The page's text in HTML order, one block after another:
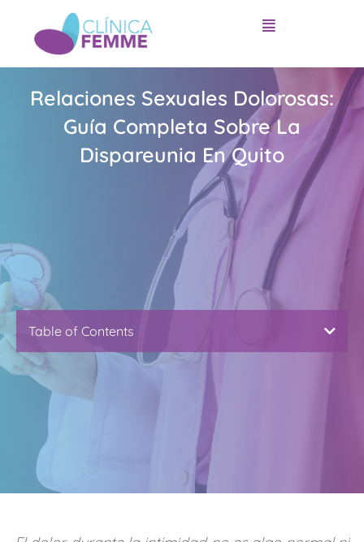
contenido
Relaciones Sexuales Dolorosas:
Guía Completa Sobre La
Dispareunia En Quito
Table of Contents